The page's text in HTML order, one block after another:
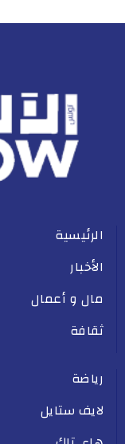
الرئيسية
الأخبار
مال و أعمال
ثقافة
رياضة
لايف ستايل